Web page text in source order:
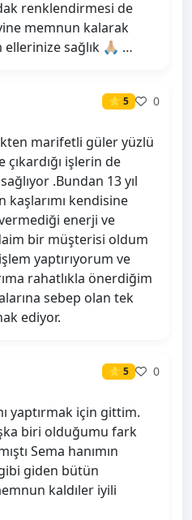
renklendirmesi de
memnun kalarak
sağlık 🙏🏼 …
⭐ 5
0
marifetli güler yüzlü
işlerin de
.Bundan 13 yıl
kaşlarımı kendisine
enerji ve
bir müşterisi oldum
yaptırıyorum ve
rahatlıkla önerdiğim
sebep olan tek
ediyor.
⭐ 5
0
yaptırmak için gittim.
biri olduğumu fark
Sema hanımın
giden bütün
kaldıler iyili